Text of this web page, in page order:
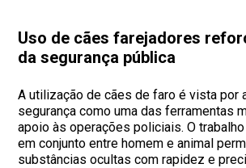
Uso de cães farejadores
da segurança pública
A utilização de cães de faro é vista por
segurança como uma das ferramentas
apoio às operações policiais. O
em conjunto entre homem e animal
substâncias ocultas com rapidez e